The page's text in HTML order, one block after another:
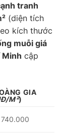
tranh
(diện tích
kích thước
muỗi giá
Minh cập
GIA
M²)